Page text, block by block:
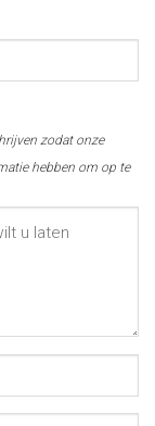
zodat onze
hebben om op te